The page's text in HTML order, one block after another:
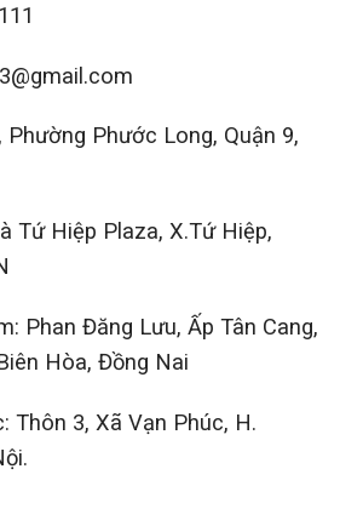
Phường Phước Long, Quận 9,
Tứ Hiệp Plaza, X.Tứ Hiệp,
Phan Đăng Lưu, Ấp Tân Cang,
Hòa, Đồng Nai
Thôn 3, Xã Vạn Phúc, H.